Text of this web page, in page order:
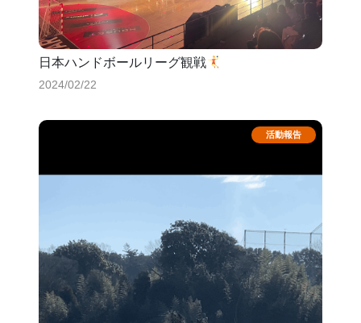
日本ハンドボールリーグ観戦
2024/02/22